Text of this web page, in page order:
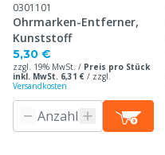
0301101
Ohrmarken-Entferner,
Kunststoff
5,30 €
zzgl. 19% MwSt. / Preis pro Stück
inkl. MwSt. 6,31 € / zzgl.
Versandkosten